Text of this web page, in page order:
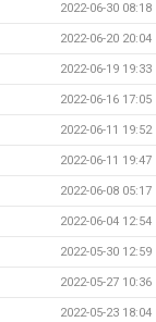
2022-06-30 08:18
2022-06-20 20:04
2022-06-19 19:33
2022-06-16 17:05
2022-06-11 19:52
2022-06-11 19:47
2022-06-08 05:17
2022-06-04 12:54
2022-05-30 12:59
2022-05-27 10:36
2022-05-23 18:04